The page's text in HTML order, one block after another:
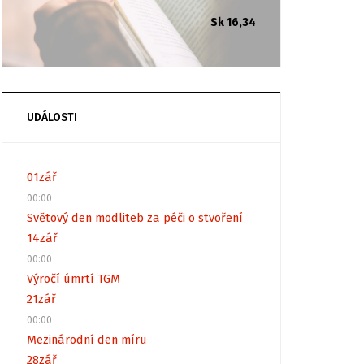
Sk 16,34
UDÁLOSTI
01zář
00:00
Světový den modliteb za péči o stvoření
14zář
00:00
Výročí úmrtí TGM
21zář
00:00
Mezinárodní den míru
28zář